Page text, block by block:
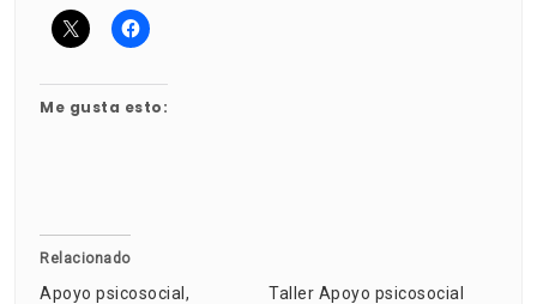
Me gusta esto:
Relacionado
Apoyo psicosocial,
Taller Apoyo psicosocial